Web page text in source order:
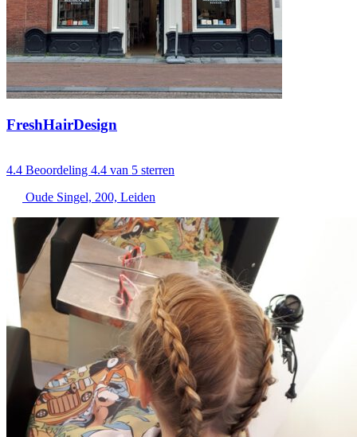
FreshHairDesign
4.4 Beoordeling 4.4 van 5 sterren
Oude Singel, 200, Leiden